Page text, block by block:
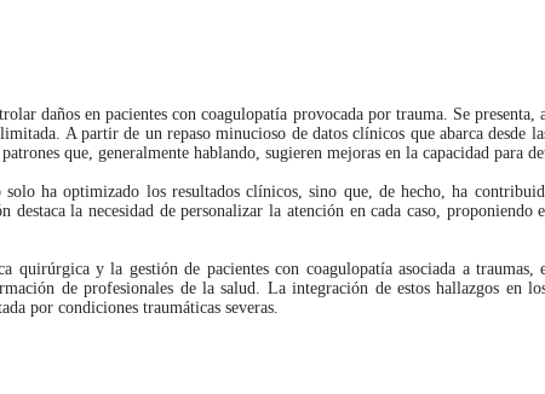
daños en pacientes con coagulopatía provocada por trauma. Se
A partir de un repaso minucioso de datos clínicos que abarca desde
que, generalmente hablando, sugieren mejoras en la capacidad para
ha optimizado los resultados clínicos, sino que, de hecho, ha
destaca la necesidad de personalizar la atención en cada caso,
y la gestión de pacientes con coagulopatía asociada a
de profesionales de la salud. La integración de estos hallazgos en
por condiciones traumáticas severas.
quirúrgico y recuperación funcional